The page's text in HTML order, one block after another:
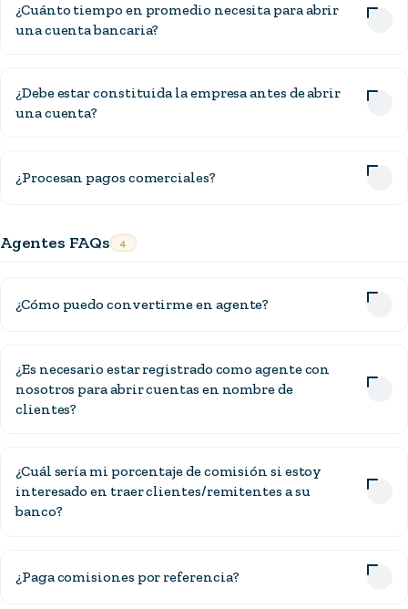
¿Cuánto tiempo en promedio necesita para abrir
una cuenta bancaria?
¿Debe estar constituida la empresa antes de abrir
una cuenta?
¿Procesan pagos comerciales?
Agentes FAQs 4
¿Cómo puedo convertirme en agente?
¿Es necesario estar registrado como agente con
nosotros para abrir cuentas en nombre de
clientes?
¿Cuál sería mi porcentaje de comisión si estoy
interesado en traer clientes/remitentes a su
banco?
¿Paga comisiones por referencia?